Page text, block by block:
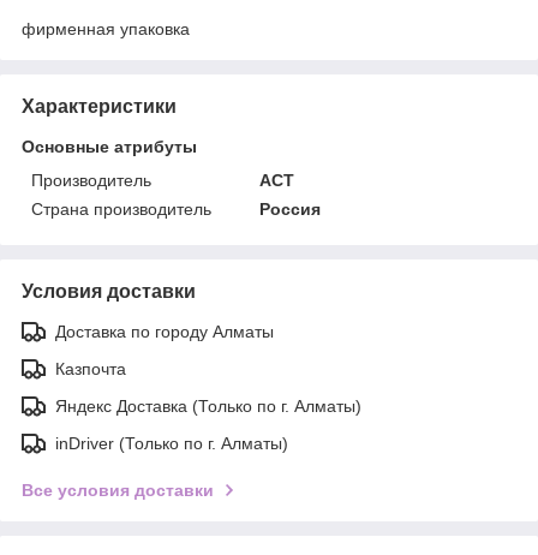
фирменная упаковка
Характеристики
Основные атрибуты
Производитель
АСТ
Страна производитель
Россия
Условия доставки
Доставка по городу Алматы
Казпочта
Яндекс Доставка (Только по г. Алматы)
inDriver (Только по г. Алматы)
Все условия доставки